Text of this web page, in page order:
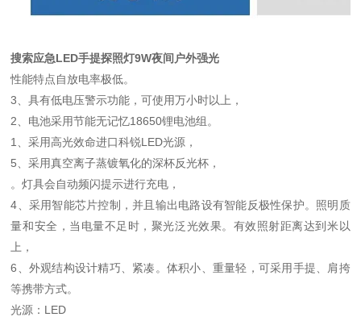
搜索应急LED手提探照灯9W夜间户外强光
性能特点自放电率极低。
3、具有低电压警示功能，可使用万小时以上，
2、电池采用节能无记忆18650锂电池组。
1、采用高光效命进口科锐LED光源，
5、采用真空离子蒸镀氧化的深杯反光杯，
。灯具会自动频闪提示进行充电，
4、采用智能芯片控制，并且输出电路设有智能反极性保护。照明质
量和安全，当电量不足时，聚光泛光效果。有效照射距离达到米以
上，
6、外观结构设计精巧、紧凑。体积小、重量轻，可采用手提、肩挎
等携带方式。
光源：LED